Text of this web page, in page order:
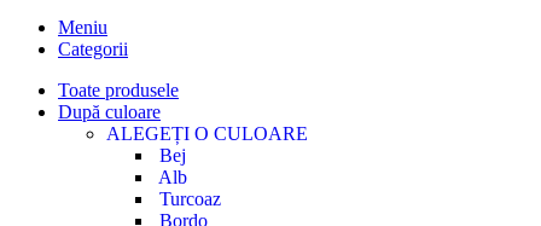
Meniu
Categorii
Toate produsele
După culoare
ALEGEȚI O CULOARE
Bej
Alb
Turcoaz
Bordo